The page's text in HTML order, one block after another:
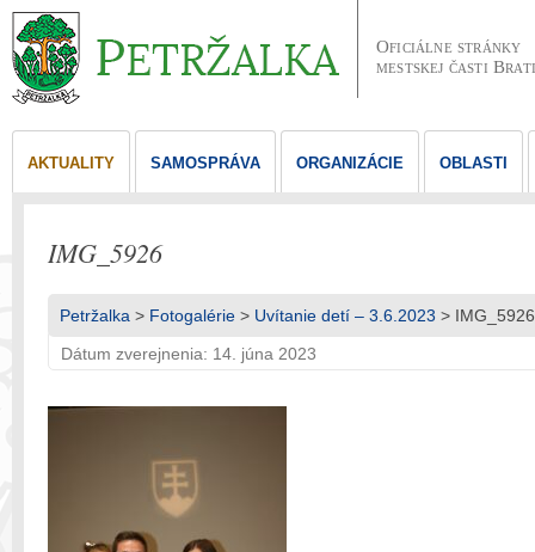
Oficiálne stránky
mestskej časti
AKTUALITY SAMOSPRÁVA ORGANIZÁCIE OBLASTI
IMG_5926
Petržalka > Fotogalérie > Uvítanie detí – 3.6.2023 > IMG_5926
Dátum zverejnenia: 14. júna 2023